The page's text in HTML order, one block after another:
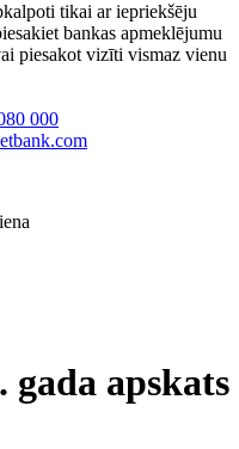
tikai ar iepriekšēju
bankas apmeklējumu
piesakot vizīti vismaz vienu
000
gada apskats